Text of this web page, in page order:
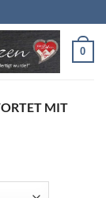
0
MIT